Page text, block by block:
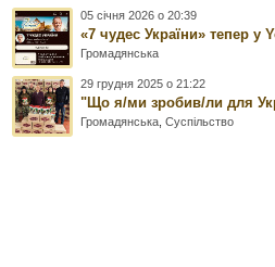
05 січня 2026 о 20:39
«7 чудес України» тепер у
Громадянська
29 грудня 2025 о 21:22
"Що я/ми зробив/ли для
Громадянська ,Суспільство